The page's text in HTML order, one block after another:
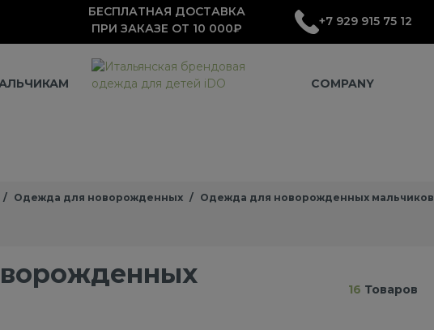
БЕСПЛАТНАЯ ДОСТАВКА
ПРИ ЗАКАЗЕ ОТ 10 000₽
+7 929 915 75 12
COMPANY
Одежда для новорожденных Одежда для новорожденных мальчиков
16 Товаров